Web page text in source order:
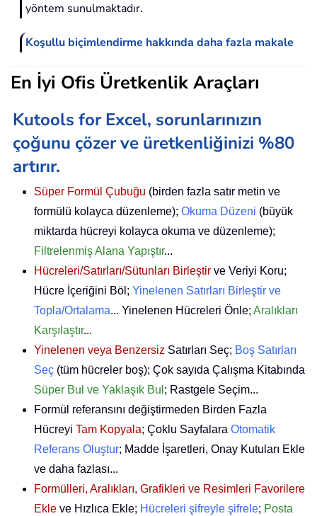
yöntem sunulmaktadır.
Koşullu biçimlendirme hakkında daha fazla makale
En İyi Ofis Üretkenlik Araçları
Kutools for Excel, sorunlarınızın
çoğunu çözer ve üretkenliğinizi %80
artırır.
Süper Formül Çubuğu (birden fazla satır metin ve
formülü kolayca düzenleme); Okuma Düzeni (büyük
miktarda hücreyi kolayca okuma ve düzenleme);
Filtrelenmiş Alana Yapıştır...
Hücreleri/Satırları/Sütunları Birleştir ve Veriyi Koru;
Hücre İçeriğini Böl; Yinelenen Satırları Birleştir ve
Topla/Ortalama... Yinelenen Hücreleri Önle; Aralıkları
Karşılaştır...
Yinelenen veya Benzersiz Satırları Seç; Boş Satırları
Seç (tüm hücreler boş); Çok sayıda Çalışma Kitabında
Süper Bul ve Yaklaşık Bul ; Rastgele Seçim...
Formül referansını değiştirmeden Birden Fazla
Hücreyi Tam Kopyala; Çoklu Sayfalara Otomatik
Referans Oluştur; Madde İşaretleri, Onay Kutuları Ekle
ve daha fazlası...
Formülleri, Aralıkları, Grafikleri ve Resimleri Favorilere
Ekle ve Hızlıca Ekle; Hücreleri şifreyle şifrele; Posta